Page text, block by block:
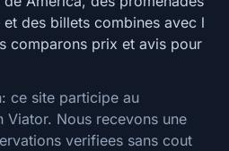
des billets combines avec l
comparons prix et avis pour
ce site participe au
Nous recevons une
verifiees sans cout